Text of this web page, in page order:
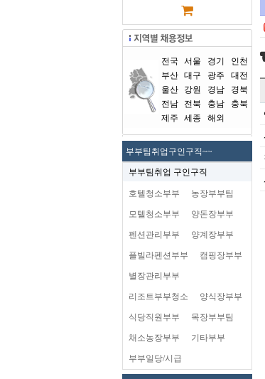
전국 서울 경기
인천
부산 대구 광주
대전
울산
강원 경남
경북
전남
전북 충남
충북
제주
세종 해외
부부팀취업구인구직~~
부부팀취업 구인구직
호텔청소부부 농장부부팀
모텔청소부부 양돈장부부
펜션관리부부 양계장부부
플빌라펜션부부 캠핑장부부
별장관리부부
리조트부부청소 양식장부부
식당직원부부 목장부부팀
채소농장부부 기타부부
부부일당/시급